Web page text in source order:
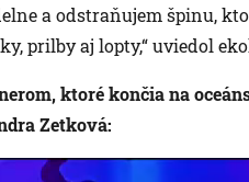
a odstraňujem špinu,
prilby aj lopty,“ uviedol
ktoré končia na
Zetková: